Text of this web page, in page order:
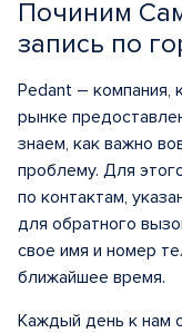
Починим
запись по
Pedant – компания,
рынке
знаем, как важно
проблему. Для
по контактам,
для обратного
свое имя и номер
ближайшее время.
Каждый день к нам